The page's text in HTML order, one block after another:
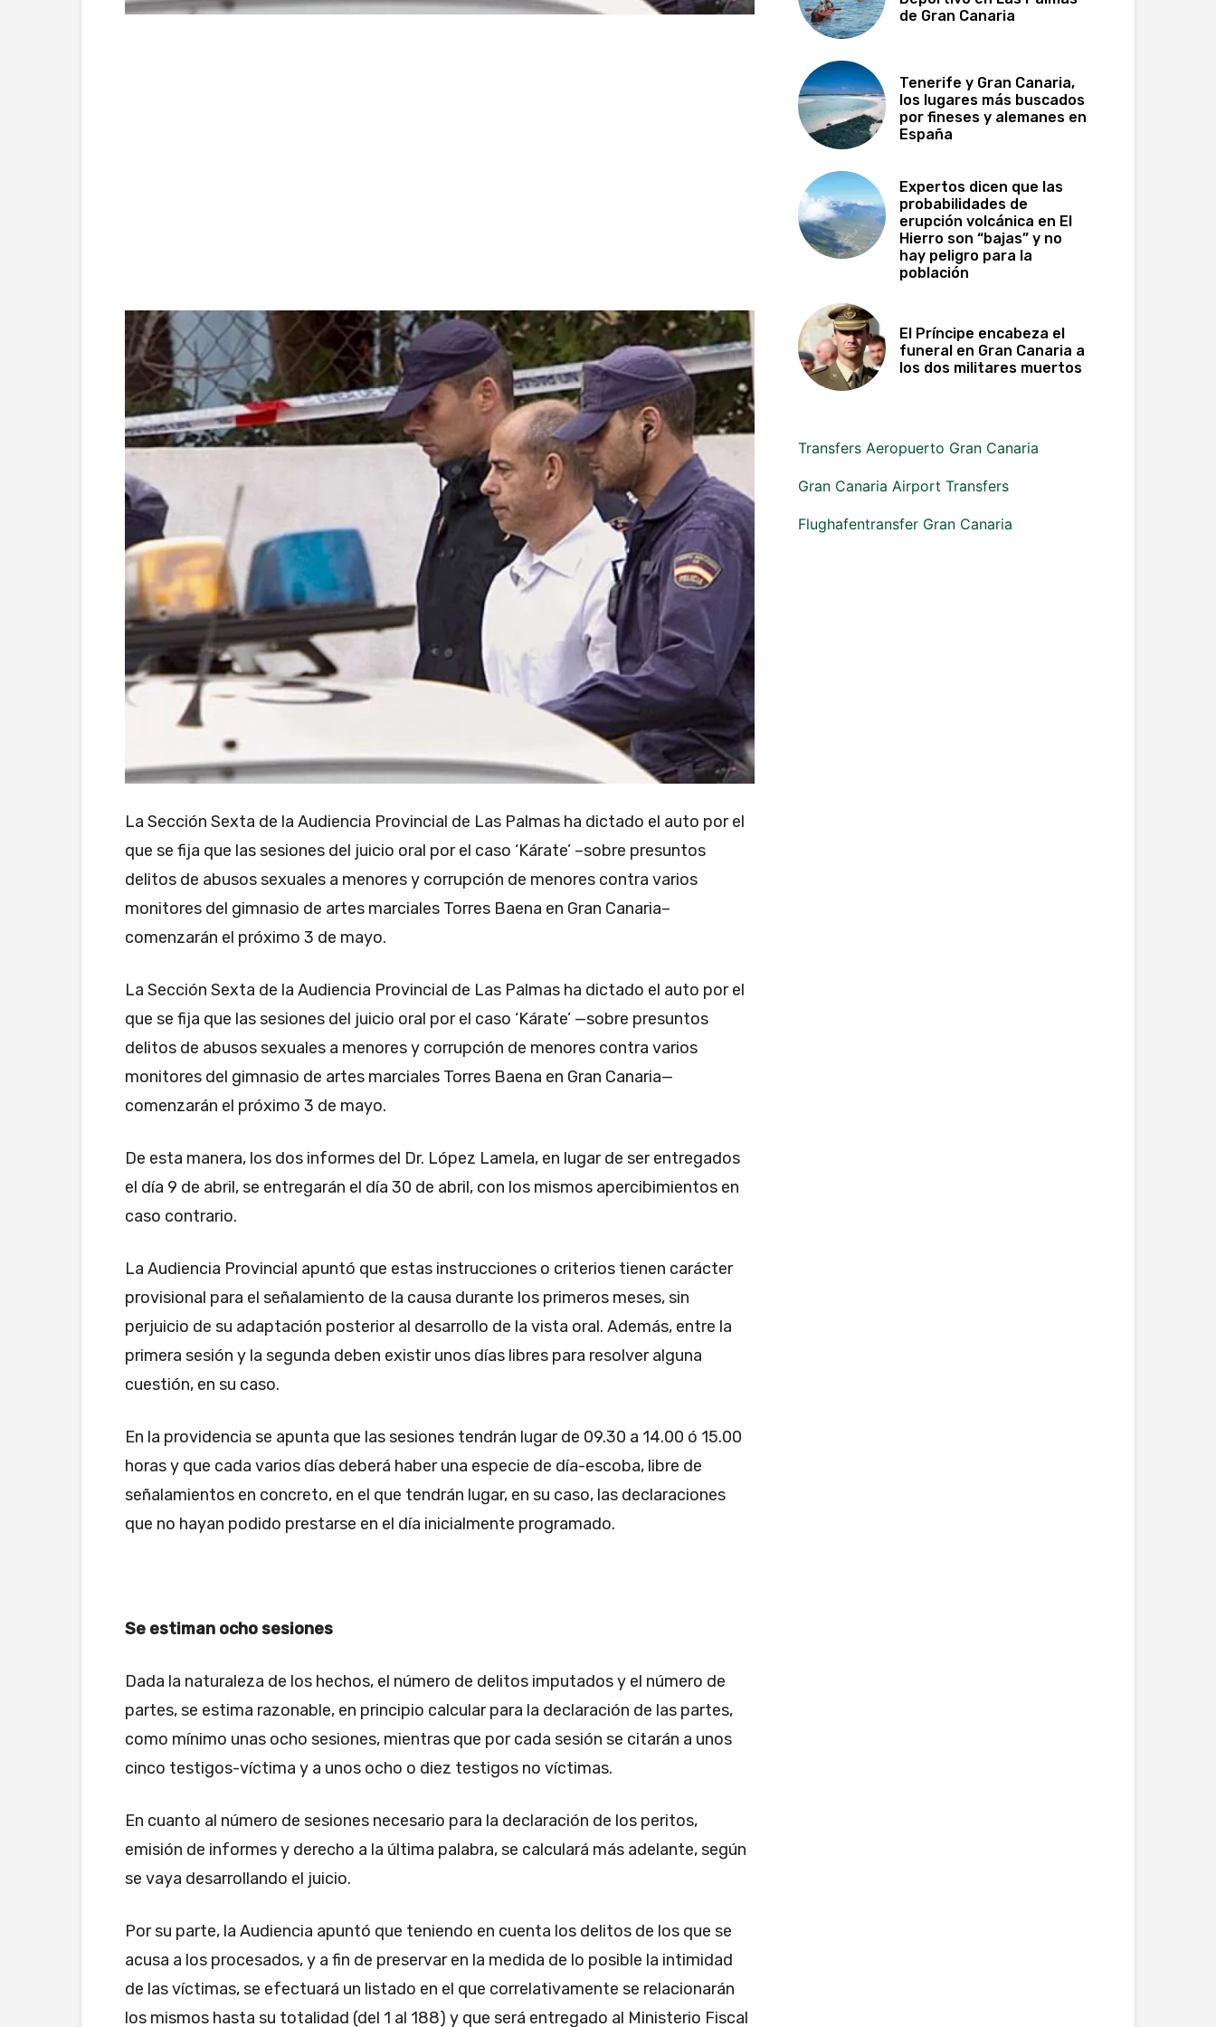
La Sección Sexta de la Audiencia Provincial de Las Palmas ha dictado el auto por el
que se fija que las sesiones del juicio oral por el caso ‘Kárate’ –sobre presuntos
delitos de abusos sexuales a menores y corrupción de menores contra varios
monitores del gimnasio de artes marciales Torres Baena en Gran Canaria–
comenzarán el próximo 3 de mayo.
La Sección Sexta de la Audiencia Provincial de Las Palmas ha dictado el auto por el
que se fija que las sesiones del juicio oral por el caso ‘Kárate’ —sobre presuntos
delitos de abusos sexuales a menores y corrupción de menores contra varios
monitores del gimnasio de artes marciales Torres Baena en Gran Canaria—
comenzarán el próximo 3 de mayo.
De esta manera, los dos informes del Dr. López Lamela, en lugar de ser entregados
el día 9 de abril, se entregarán el día 30 de abril, con los mismos apercibimientos en
caso contrario.
La Audiencia Provincial apuntó que estas instrucciones o criterios tienen carácter
provisional para el señalamiento de la causa durante los primeros meses, sin
perjuicio de su adaptación posterior al desarrollo de la vista oral. Además, entre la
primera sesión y la segunda deben existir unos días libres para resolver alguna
cuestión, en su caso.
En la providencia se apunta que las sesiones tendrán lugar de 09.30 a 14.00 ó 15.00
horas y que cada varios días deberá haber una especie de día-escoba, libre de
señalamientos en concreto, en el que tendrán lugar, en su caso, las declaraciones
que no hayan podido prestarse en el día inicialmente programado.
Se estiman ocho sesiones
Dada la naturaleza de los hechos, el número de delitos imputados y el número de
partes, se estima razonable, en principio calcular para la declaración de las partes,
como mínimo unas ocho sesiones, mientras que por cada sesión se citarán a unos
cinco testigos-víctima y a unos ocho o diez testigos no víctimas.
En cuanto al número de sesiones necesario para la declaración de los peritos,
emisión de informes y derecho a la última palabra, se calculará más adelante, según
se vaya desarrollando el juicio.
Por su parte, la Audiencia apuntó que teniendo en cuenta los delitos de los que se
acusa a los procesados, y a fin de preservar en la medida de lo posible la intimidad
de las víctimas, se efectuará un listado en el que correlativamente se relacionarán
los mismos hasta su totalidad (del 1 al 188) y que será entregado al Ministerio Fiscal
de Gran Canaria
Tenerife y Gran Canaria,
los lugares más buscados
por fineses y alemanes en
España
Expertos dicen que las
probabilidades de
erupción volcánica en El
Hierro son “bajas” y no
hay peligro para la
población
El Príncipe encabeza el
funeral en Gran Canaria a
los dos militares muertos
Transfers Aeropuerto Gran Canaria
Gran Canaria Airport Transfers
Flughafentransfer Gran Canaria